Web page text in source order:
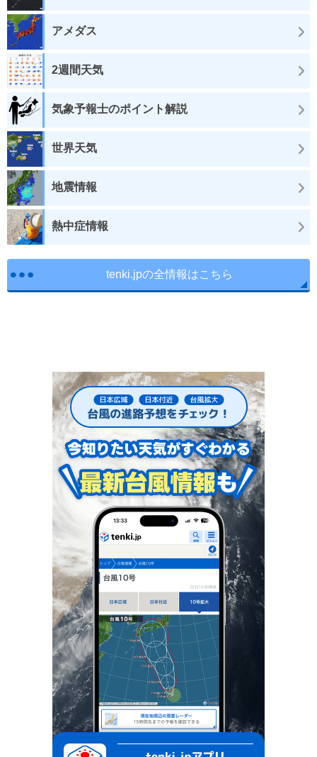
アメダス
2週間天気
気象予報士のポイント解説
世界天気
地震情報
熱中症情報
tenki.jpの全情報はこちら